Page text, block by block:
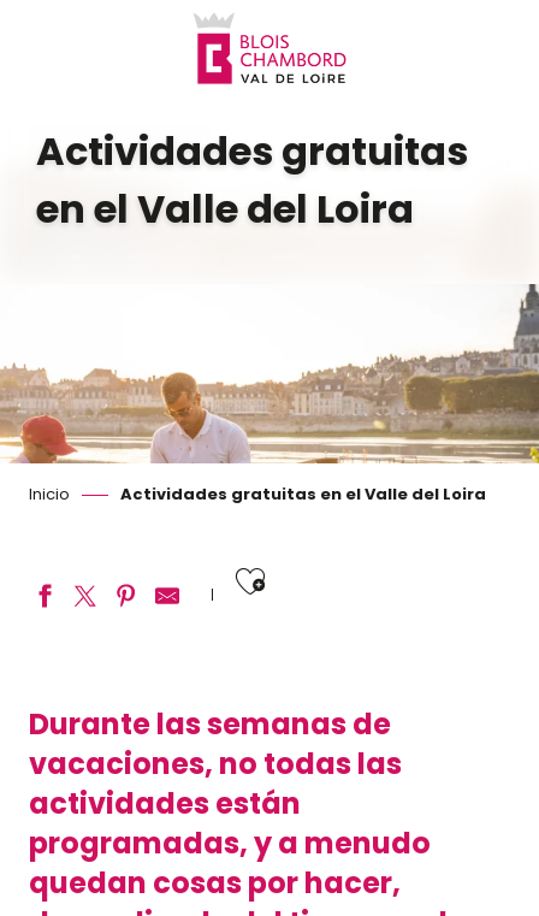
Actividades gratuitas
en el Valle del Loira
Inicio Actividades gratuitas en el Valle del Loira
Ajouter aux
Durante las semanas de
vacaciones, no todas las
actividades están
programadas, y a menudo
quedan cosas por hacer,